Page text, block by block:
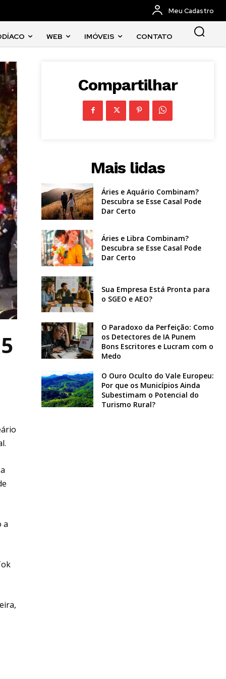
Meu Cadastro
WEB IMÓVEIS CONTATO
a
Compartilhar
Mais lidas
Áries e Aquário Combinam?
Descubra se Esse Casal Pode
Dar Certo
Áries e Libra Combinam?
Descubra se Esse Casal Pode
Dar Certo
Sua Empresa Está Pronta para
o SGEO e AEO?
O Paradoxo da Perfeição: Como
os Detectores de IA Punem
Bons Escritores e Lucram com o
Medo
O Ouro Oculto do Vale Europeu:
Por que os Municípios Ainda
Subestimam o Potencial do
Turismo Rural?